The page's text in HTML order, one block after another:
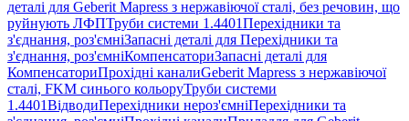
деталі для Geberit Mapress з нержавіючої сталі, без речовин, що
руйнують ЛФПТруби системи 1.4401Перехідники та
з'єднання, роз'ємніЗапасні деталі для Перехідники та
з'єднання, роз'ємніКомпенсаториЗапасні деталі для
КомпенсаториПрохідні каналиGeberit Mapress з нержавіючої
сталі, FKM синього кольоруТруби системи
1.4401ВідводиПерехідники нероз'ємніПерехідники та